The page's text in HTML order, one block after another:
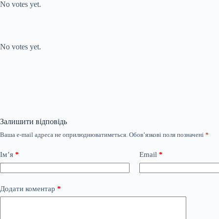
No votes yet.
No votes yet.
Залишити відповідь
Ваша e-mail адреса не оприлюднюватиметься. Обов’язкові поля позначені *
Ім’я * Email *
Додати коментар *